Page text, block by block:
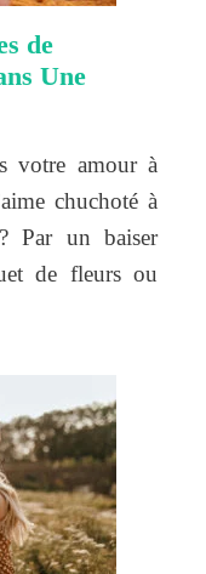
de
Une
votre amour à
chuchoté à
Par un baiser
de fleurs ou